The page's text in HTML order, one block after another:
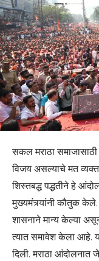
सकल मराठा समाजासाठी
विजय असल्याचे मत
शिस्तबद्ध पद्धतीने हे
मुख्यमंत्र्यांनी कौतुक केले.
शासनाने मान्य केल्या
त्यात समावेश केला आहे.
दिली. मराठा आंदोलनात